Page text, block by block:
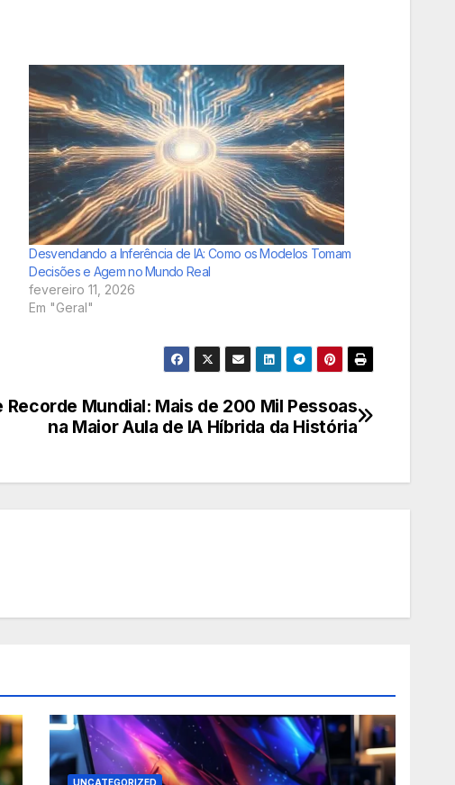
Desvendando a Inferência de IA: Como os Modelos Tomam
Decisões e Agem no Mundo Real
fevereiro 11, 2026
Em "Geral"
Recorde Mundial: Mais de 200 Mil Pessoas
na Maior Aula de IA Híbrida da História
UNCATEGORIZED